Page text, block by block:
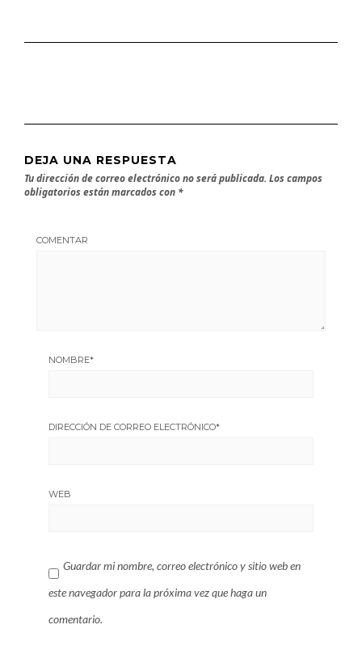
DEJA UNA RESPUESTA
Tu dirección de correo electrónico no será publicada. Los campos
obligatorios están marcados con *
COMENTAR
NOMBRE*
DIRECCIÓN DE CORREO ELECTRÓNICO*
WEB
Guardar mi nombre, correo electrónico y sitio web en
este navegador para la próxima vez que haga un
comentario.